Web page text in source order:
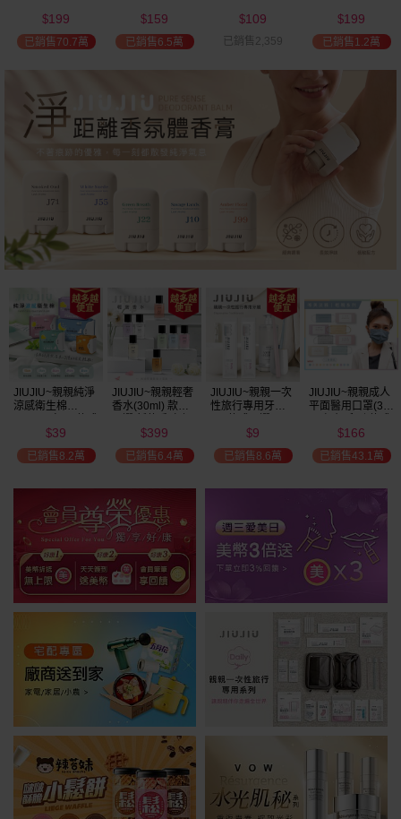
限時
選 全新包裝
$199
已銷售70.7萬
$159
已銷售6.5萬
(600ml)
$109
已銷售2,359
$199
已銷售1.2萬
JIUJIU~親親純淨
涼感衛生棉
$39
已銷售8.2萬
JIUJIU~親親輕奢
香水(30ml) 款式
市/平替香水/大牌
香水/大牌平替
$399
已銷售6.4萬
JIUJIU~親親一次
性旅行專用牙刷(1
$9
已銷售8.6萬
JIUJIU~親親成人
平面醫用口罩(30
可選 MD雙鋼印
$166
已銷售43.1萬